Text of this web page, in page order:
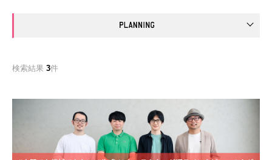
検索結果 3件